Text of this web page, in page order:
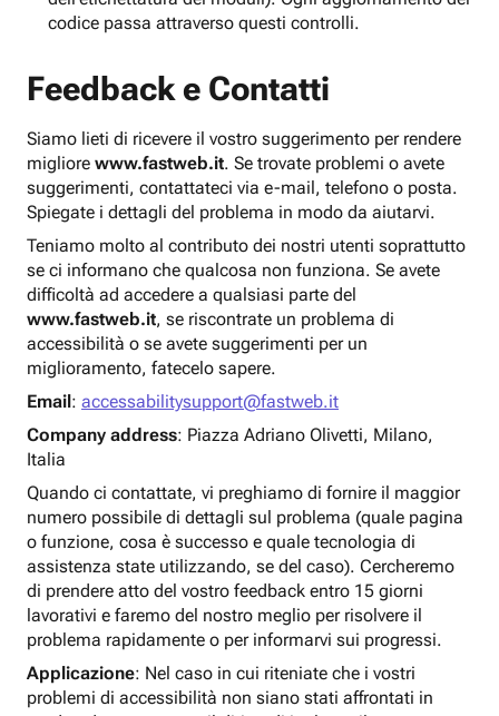
codice passa attraverso questi controlli.
Feedback e Contatti
Siamo lieti di ricevere il vostro suggerimento per rendere
migliore www.fastweb.it. Se trovate problemi o avete
suggerimenti, contattateci via e-mail, telefono o posta.
Spiegate i dettagli del problema in modo da aiutarvi.
Teniamo molto al contributo dei nostri utenti soprattutto
se ci informano che qualcosa non funziona. Se avete
difficoltà ad accedere a qualsiasi parte del
www.fastweb.it, se riscontrate un problema di
accessibilità o se avete suggerimenti per un
miglioramento, fatecelo sapere.
Email: accessabilitysupport@fastweb.it
Company address: Piazza Adriano Olivetti, Milano,
Italia
Quando ci contattate, vi preghiamo di fornire il maggior
numero possibile di dettagli sul problema (quale pagina
o funzione, cosa è successo e quale tecnologia di
assistenza state utilizzando, se del caso). Cercheremo
di prendere atto del vostro feedback entro 15 giorni
lavorativi e faremo del nostro meglio per risolvere il
problema rapidamente o per informarvi sui progressi.
Applicazione: Nel caso in cui riteniate che i vostri
problemi di accessibilità non siano stati affrontati in